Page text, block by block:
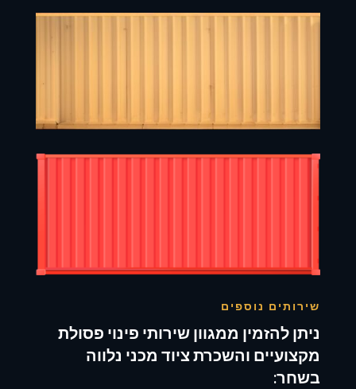
שירותים נוספים
ניתן להזמין ממגוון שירותי פינוי פסולת
מקצועיים והשכרת ציוד מכני נלווה
בשחר: